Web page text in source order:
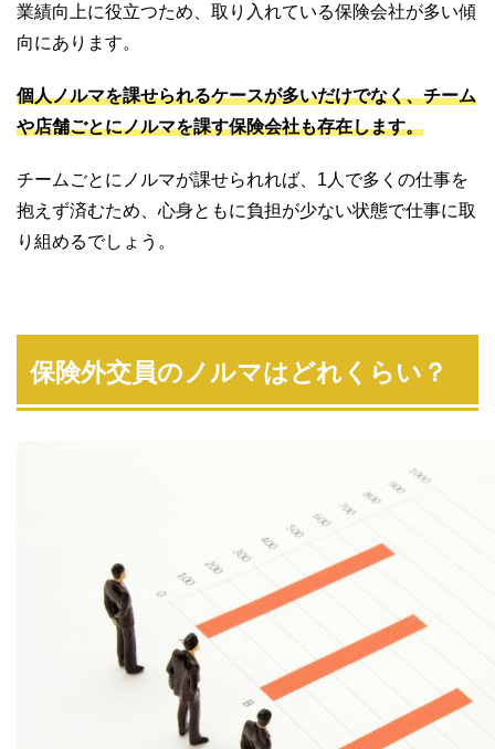
業績向上に役立つため、取り入れている保険会社が多い傾
向にあります。
個人ノルマを課せられるケースが多いだけでなく、チーム
や店舗ごとにノルマを課す保険会社も存在します。
チームごとにノルマが課せられれば、1人で多くの仕事を
抱えず済むため、心身ともに負担が少ない状態で仕事に取
り組めるでしょう。
保険外交員のノルマはどれくらい？